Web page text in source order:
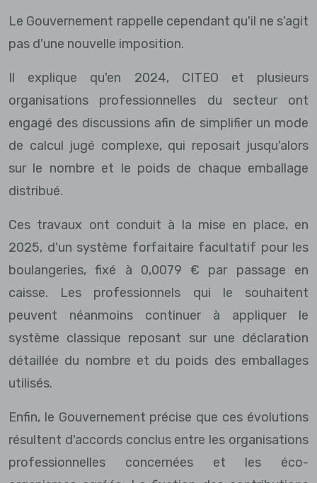
Le Gouvernement rappelle cependant qu'il ne s'agit
pas d'une nouvelle imposition.
Il explique qu'en 2024, CITEO et plusieurs
organisations professionnelles du secteur ont
engagé des discussions afin de simplifier un mode
de calcul jugé complexe, qui reposait jusqu'alors
sur le nombre et le poids de chaque emballage
distribué.
Ces travaux ont conduit à la mise en place, en
2025, d'un système forfaitaire facultatif pour les
boulangeries, fixé à 0,0079 € par passage en
caisse. Les professionnels qui le souhaitent
peuvent néanmoins continuer à appliquer le
système classique reposant sur une déclaration
détaillée du nombre et du poids des emballages
utilisés.
Enfin, le Gouvernement précise que ces évolutions
résultent d'accords conclus entre les organisations
professionnelles concernées et les éco-